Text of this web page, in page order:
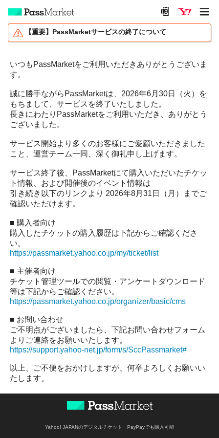
【重要】PassMarketサービスの終了について
いつもPassMarketをご利用いただきありがとうございま
す。
誠に勝手ながらPassMarketは、2026年6月30日（火）を
もちまして、サービスを終了いたしました。
長きにわたりPassMarketをご利用いただき、ありがとう
ございました。
サービス開始より多くのお客様にご愛顧いただきました
こと、運営チーム一同、深く御礼申し上げます。
サービス終了後、PassMarketにて購入いただいたチケッ
ト情報、および開催後のイベント情報は
引き続き以下のリンクより 2026年8月31日（月）までご
確認いただけます。
■ 購入者向け
購入したチケットの購入履歴は下記からご確認くださ
い。
https://passmarket.yahoo.co.jp/my/ticket/list
■ 主催者向け
チケット管理ツールでの閲覧・アンケートダウンロード
等は下記からご確認ください。
https://passmarket.yahoo.co.jp/organizer/basic/cms
■ お問い合わせ
ご不明点がございましたら、下記お問い合わせフォーム
よりご連絡をお願いいたします。
https://support.yahoo-net.jp/form/s/SccPassmarket#
以上、ご不便をおかけしますが、何卒よろしくお願いい
たします。
Yahoo! JAPANのデジタルチケット PayPayでも購入可能